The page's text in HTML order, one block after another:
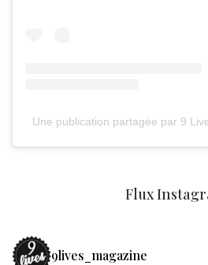
Une publication partagée par 9
Flux
9lives_magazine